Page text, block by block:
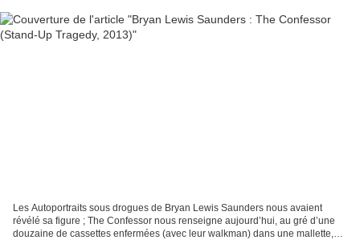
Les Autoportraits sous drogues de Bryan Lewis Saunders nous avaient
révélé sa figure ; The Confessor nous renseigne aujourd’hui, au gré d’une
douzaine de cassettes enfermées (avec leur walkman) dans une mallette,